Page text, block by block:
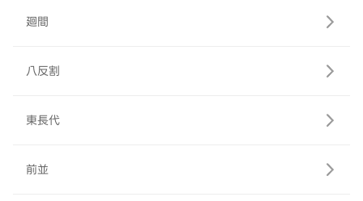
廻間
八反割
東長代
前並